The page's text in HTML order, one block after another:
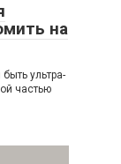
на
ультра-
частью